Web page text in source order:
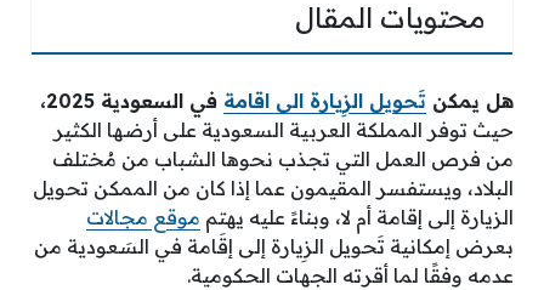
محتويات المقال
هل يمكن تَحويل الزِيارة الى اقامة في السعودية 2025
،
حيث توفر المملكة العربية السعودية على أرضها الكثير
من فرص العمل التي تجذب نحوها الشباب من مُختلف
البلاد، ويستفسر المقيمون عما إذا كان من الممكن تحويل
الزيارة إلى إقامة أم لا، وبناءً عليه يهتم موقع مجالات
بعرض إمكانية تَحويل الزِيارة إلى إقَامة في السَعودية من
عدمه وفقًا لما أقرته الجهات الحكومية.